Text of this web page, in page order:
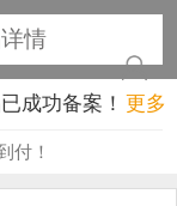
情
成功备案！
成功备案！
更多
付！